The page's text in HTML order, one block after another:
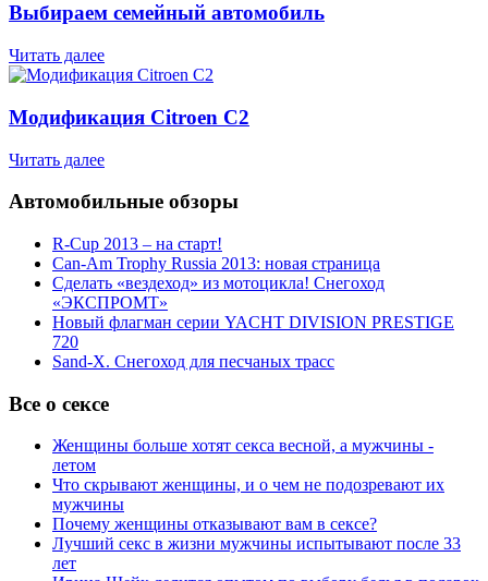
Выбираем семейный автомобиль
Читать далее
Модификация Citroen С2
Читать далее
Автомобильные обзоры
R-Cup 2013 – на старт!
Can-Am Trophy Russia 2013: новая страница
Сделать «вездеход» из мотоцикла! Снегоход
«ЭКСПРОМТ»
Новый флагман серии YACHT DIVISION PRESTIGE
720
Sand-X. Снегоход для песчаных трасс
Все о сексе
Женщины больше хотят секса весной, а мужчины -
летом
Что скрывают женщины, и о чем не подозревают их
мужчины
Почему женщины отказывают вам в сексе?
Лучший секс в жизни мужчины испытывают после 33
лет